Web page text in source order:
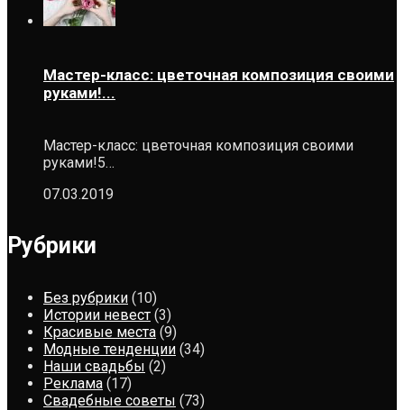
Мастер-класс: цветочная композиция своими
руками!...
Мастер-класс: цветочная композиция своими
руками!5…
07.03.2019
Рубрики
Без рубрики (10)
Истории невест (3)
Красивые места (9)
Модные тенденции (34)
Наши свадьбы (2)
Реклама (17)
Свадебные советы (73)